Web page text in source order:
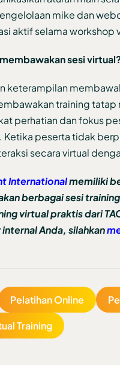
mike dan
aktif selama
sesi
keterampilan
training
perhatian dan fokus
Ketika peserta tidak
secara virtual
Internationalmemiliki
berbagai sesi
virtual praktis dari
Anda, silahkan
Pelatihan Online
Training